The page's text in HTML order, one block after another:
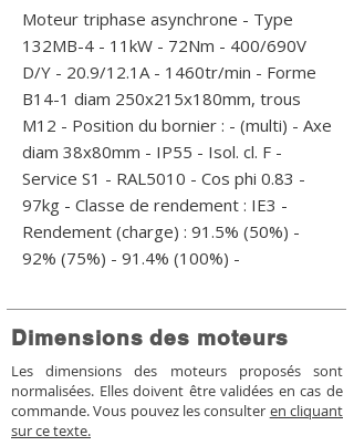
Moteur triphase asynchrone - Type
132MB-4 - 11kW - 72Nm - 400/690V
D/Y - 20.9/12.1A - 1460tr/min - Forme
B14-1 diam 250x215x180mm, trous
M12 - Position du bornier : - (multi) - Axe
diam 38x80mm - IP55 - Isol. cl. F -
Service S1 - RAL5010 - Cos phi 0.83 -
97kg - Classe de rendement : IE3 -
Rendement (charge) : 91.5% (50%) -
92% (75%) - 91.4% (100%) -
Dimensions des moteurs
Les dimensions des moteurs proposés sont
normalisées. Elles doivent être validées en cas de
commande. Vous pouvez les consulter en cliquant
sur ce texte.